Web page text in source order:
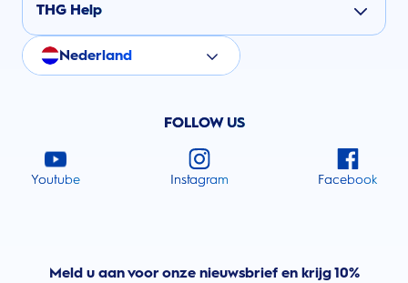
THG Help
Nederland
FOLLOW US
Youtube Instagram Facebook
Meld u aan voor onze nieuwsbrief en krijg 10%